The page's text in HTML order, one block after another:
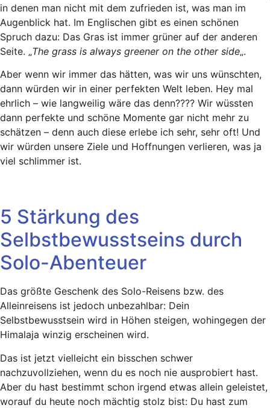
in denen man nicht mit dem zufrieden ist, was man im
Augenblick hat. Im Englischen gibt es einen schönen
Spruch dazu: Das Gras ist immer grüner auf der anderen
Seite. „The grass is always greener on the other side„.
Aber wenn wir immer das hätten, was wir uns wünschten,
dann würden wir in einer perfekten Welt leben. Hey mal
ehrlich – wie langweilig wäre das denn???? Wir wüssten
dann perfekte und schöne Momente gar nicht mehr zu
schätzen – denn auch diese erlebe ich sehr, sehr oft! Und
wir würden unsere Ziele und Hoffnungen verlieren, was ja
viel schlimmer ist.
5 Stärkung des
Selbstbewusstseins durch
Solo-Abenteuer
Das größte Geschenk des Solo-Reisens bzw. des
Alleinreisens ist jedoch unbezahlbar: Dein
Selbstbewusstsein wird in Höhen steigen, wohingegen der
Himalaja winzig erscheinen wird.
Das ist jetzt vielleicht ein bisschen schwer
nachzuvollziehen, wenn du es noch nie ausprobiert hast.
Aber du hast bestimmt schon irgend etwas allein geleistet,
worauf du heute noch mächtig stolz bist: Du hast zum